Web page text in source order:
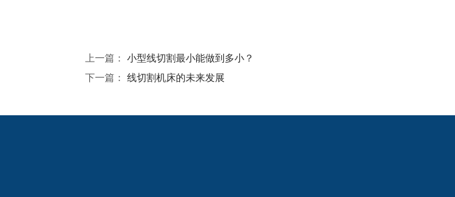
上一篇： 小型线切割最小能做到多小？
下一篇： 线切割机床的未来发展